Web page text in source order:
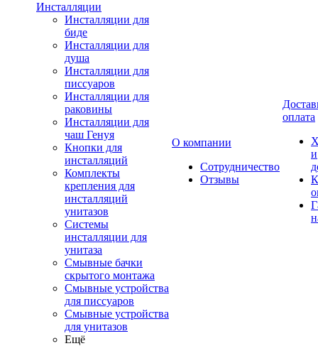
Инсталляции
Инсталляции для
биде
Инсталляции для
душа
Инсталляции для
писсуаров
Инсталляции для
раковины
Инсталляции для
чаш Генуя
Кнопки для
инсталляций
Комплекты
крепления для
инсталляций
унитазов
Системы
инсталляции для
унитаза
Смывные бачки
скрытого монтажа
Смывные устройства
для писсуаров
Смывные устройства
для унитазов
Ещё
О компании
Сотрудничество
Отзывы
оплата
и